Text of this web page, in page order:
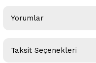
Yorumlar
Taksit Seçenekleri